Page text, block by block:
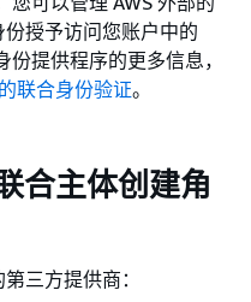
授予访问您账户中的
提供程序的更多信息，
联合身份验证。
合主体创建角
三方提供商：